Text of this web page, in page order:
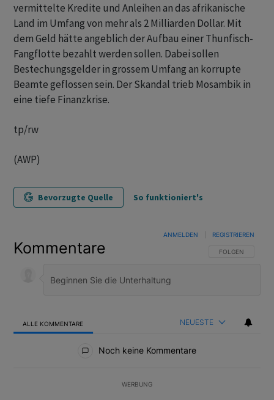
vermittelte Kredite und Anleihen an das afrikanische
Land im Umfang von mehr als 2 Milliarden Dollar. Mit
dem Geld hätte angeblich der Aufbau einer Thunfisch-
Fangflotte bezahlt werden sollen. Dabei sollen
Bestechungsgelder in grossem Umfang an korrupte
Beamte geflossen sein. Der Skandal trieb Mosambik in
eine tiefe Finanzkrise.
tp/rw
(AWP)
Bevorzugte Quelle So funktioniert's
Kommentare FOLGE DIESER
FOLGEN
ANMELDEN REGISTRIEREN
ALLE KOMMENTARE NEUESTE
Noch keine Kommentare
WERBUNG